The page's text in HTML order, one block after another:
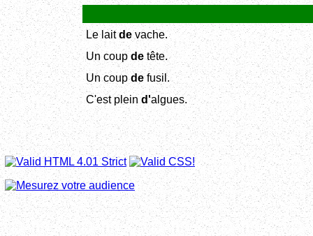
Le laitdevache.
Un coupdetête.
Un coupdefusil.
C'est plein d'algues.